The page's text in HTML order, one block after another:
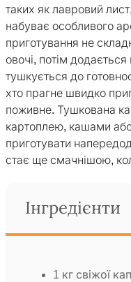
таких як лавровий
набуває особливого
приготування не
овочі, потім додається
тушкується до
хто прагне швидко
поживне. Тушкована
картоплею, кашами
приготувати
стає ще смачнішою,
Інгредієнти
1 кг свіжої